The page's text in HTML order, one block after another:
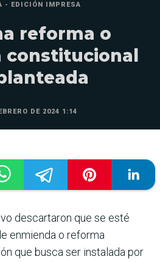
- EDICIÓN IMPRESA
reforma o
constitucional
DE 2024 1:14
descartaron que se esté
enmienda o reforma
que busca ser insta­lada por